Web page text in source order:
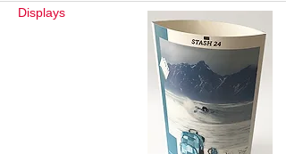
Displays